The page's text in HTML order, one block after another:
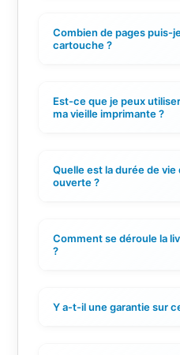
Combien de pages puis-
cartouche ?
Est-ce que je peux
ma vieille imprimante ?
Quelle est la durée de
ouverte ?
Comment se déroule la
?
Y a-t-il une garantie sur